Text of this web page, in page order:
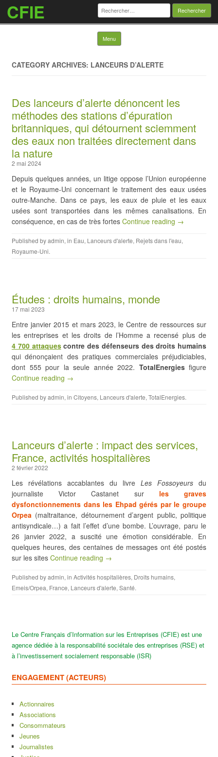
CFIE Rechercher :
Menu Skip to content
CATEGORY ARCHIVES: LANCEURS D’ALERTE
Des lanceurs d’alerte dénoncent les
méthodes des stations d’épuration
britanniques, qui détournent sciemment
des eaux non traitées directement dans
la nature
2 mai 2024
Depuis quelques années, un litige oppose l’Union européenne
et le Royaume-Uni concernant le traitement des eaux usées
outre-Manche. Dans ce pays, les eaux de pluie et les eaux
usées sont transportées dans les mêmes canalisations. En
conséquence, en cas de très fortes Continue reading →
Published byadmin, in Eau, Lanceurs d'alerte, Rejets dans l'eau,
Royaume-Uni.
Études : droits humains, monde
17 mai 2023
Entre janvier 2015 et mars 2023, le Centre de ressources sur
les entreprises et les droits de l’Homme a recensé plus de
4 700 attaquescontre des défenseurs des droits humains
qui dénonçaient des pratiques commerciales préjudiciables,
dont 555 pour la seule année 2022. TotalEnergiesfigure
Continue reading →
Published byadmin, in Citoyens, Lanceurs d'alerte, TotalEnergies.
Lanceurs d’alerte : impact des services,
France, activités hospitalières
2 février 2022
Les révélations accablantes du livre Les Fossoyeurs du
journaliste Victor Castanet sur les graves
dysfonctionnements dans les Ehpad gérés par le groupe
Orpea (maltraitance, détournement d’argent public, politique
antisyndicale…) a fait l’effet d’une bombe. L’ouvrage, paru le
26 janvier 2022, a suscité une émotion considérable. En
quelques heures, des centaines de messages ont été postés
sur les sites Continue reading →
Published byadmin, in Activités hospitalières, Droits humains,
Emeis/Orpea, France, Lanceurs d'alerte, Santé.
Le Centre Français d’Information sur les Entreprises (CFIE) est une
agence dédiée à la responsabilité sociétale des entreprises (RSE) et
à l’investissement socialement responsable (ISR)
ENGAGEMENT (ACTEURS)
Actionnaires
Associations
Consommateurs
Jeunes
Journalistes